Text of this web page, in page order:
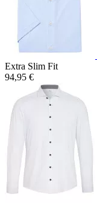
Extra Slim Fit
94,95 €